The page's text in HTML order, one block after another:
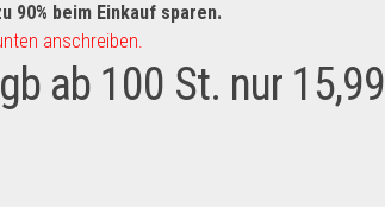
90% beim Einkauf sparen.
anschreiben.
ab 100 St. nur 15,99